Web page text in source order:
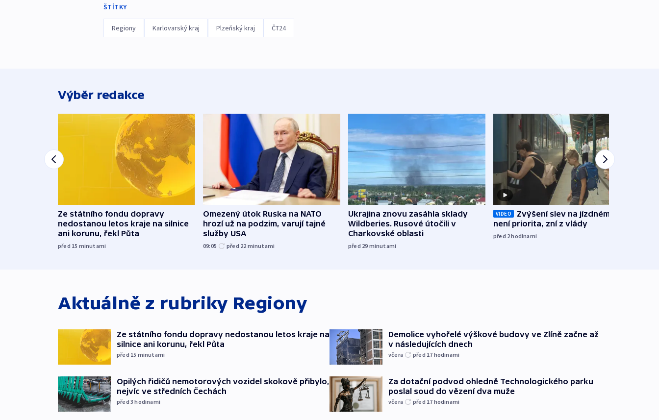
ŠTÍTKY
Regiony Karlovarský kraj Plzeňský kraj ČT24
Výběr redakce
Ze státního fondu dopravy
nedostanou letos kraje na silnice
ani korunu, řekl Půta
před 15 minutami
Omezený útok Ruska na NATO
hrozí už na podzim, varují tajné
služby USA
09:05 před 22 minutami
Ukrajina znovu zasáhla sklady
Wildberies. Rusové útočili v
Charkovské oblasti
před 29 minutami
VIDEO
Zvýšení slev na jízdném teď
není priorita, zní z vlády
před 2hodinami
Aktuálně z rubriky Regiony
Ze státního fondu dopravy nedostanou letos kraje na
silnice ani korunu, řekl Půta
před 15 minutami
Opilých řidičů nemotorových vozidel skokově přibylo,
nejvíc ve středních Čechách
před 3hodinami
Demolice vyhořelé výškové budovy ve Zlíně začne až
v následujících dnech
včera před 17 hodinami
Za dotační podvod ohledně Technologického parku
poslal soud do vězení dva muže
včera před 17 hodinami